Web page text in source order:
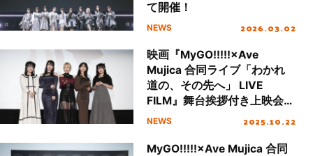
て開催！
NEWS 2026.03.02
映画『MyGO!!!!!×Ave
Mujica 合同ライブ「わかれ
道の、その先へ」 LIVE
FILM』舞台挨拶付き上映会開
催！
NEWS 2025.10.22
MyGO!!!!!×Ave Mujica 合同